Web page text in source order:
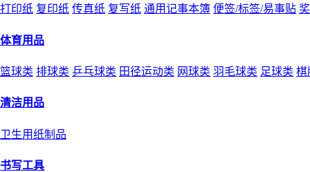
打印纸 复印纸 传真纸 复写纸 通用记事本簿 便签/标签/易事贴
体育用品
篮球类 排球类 乒乓球类 田径运动类 网球类 羽毛球类 足球类 棋
清洁用品
卫生用纸制品
书写工具